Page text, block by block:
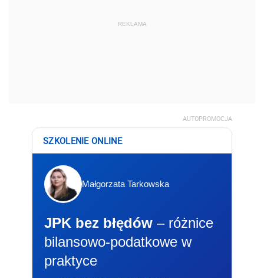
REKLAMA
AUTOPROMOCJA
SZKOLENIE ONLINE
Małgorzata Tarkowska
JPK bez błędów – różnice
bilansowo-podatkowe w
praktyce